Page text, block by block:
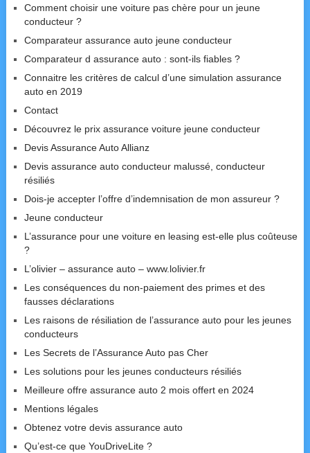
Comment choisir une voiture pas chère pour un jeune
conducteur ?
Comparateur assurance auto jeune conducteur
Comparateur d assurance auto : sont-ils fiables ?
Connaitre les critères de calcul d’une simulation assurance
auto en 2019
Contact
Découvrez le prix assurance voiture jeune conducteur
Devis Assurance Auto Allianz
Devis assurance auto conducteur malussé, conducteur
résiliés
Dois-je accepter l’offre d’indemnisation de mon assureur ?
Jeune conducteur
L’assurance pour une voiture en leasing est-elle plus coûteuse
?
L’olivier – assurance auto – www.lolivier.fr
Les conséquences du non-paiement des primes et des
fausses déclarations
Les raisons de résiliation de l’assurance auto pour les jeunes
conducteurs
Les Secrets de l’Assurance Auto pas Cher
Les solutions pour les jeunes conducteurs résiliés
Meilleure offre assurance auto 2 mois offert en 2024
Mentions légales
Obtenez votre devis assurance auto
Qu’est-ce que YouDriveLite ?